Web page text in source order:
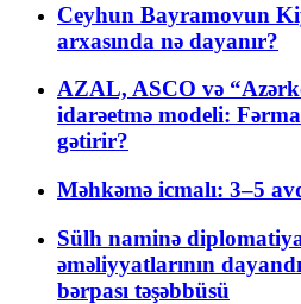
Ceyhun Bayramovun
arxasında nə dayanır?
AZAL, ASCO və
idarəetmə modeli:
gətirir?
Məhkəmə icmalı: 3–5
Sülh naminə
əməliyyatlarının
bərpası təşəbbüsü